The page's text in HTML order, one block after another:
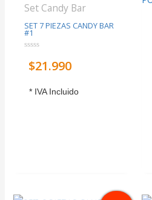
Set Candy Bar
SET 7 PIEZAS CANDY BAR
#1
con
$21.990
* IVA Incluido